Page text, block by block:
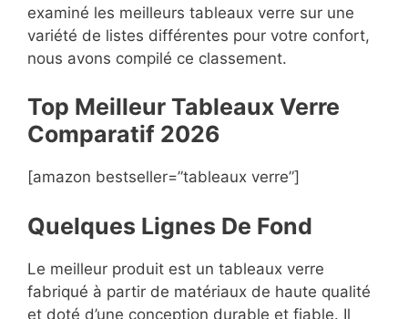
examiné les meilleurs tableaux verre sur une
variété de listes différentes pour votre confort,
nous avons compilé ce classement.
Top Meilleur Tableaux Verre
Comparatif 2026
[amazon bestseller=”tableaux verre”]
Quelques Lignes De Fond
Le meilleur produit est un tableaux verre
fabriqué à partir de matériaux de haute qualité
et doté d’une conception durable et fiable. Il